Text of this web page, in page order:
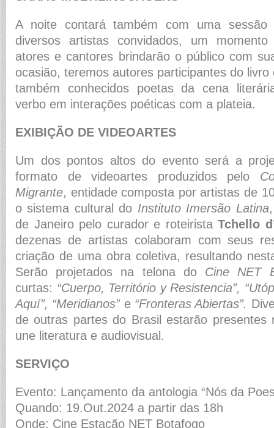
A noite contará também com uma sessão
diversos artistas convidados, um
atores e cantores brindarão o público com
ocasião, teremos autores participantes do
também conhecidos poetas da cena
verbo em interações poéticas com a plateia.
EXIBIÇÃO DE VIDEOARTES
Um dos pontos altos do evento será a
formato de videoartes produzidos pelo
Migrante, entidade composta por artistas de
o sistema cultural do Instituto Imersão Latina
de Janeiro pelo curador e roteirista Tchello
dezenas de artistas colaboram com seus
criação de uma obra coletiva, resultando
Serão projetados na telona do Cine NET
curtas: “Cuerpo, Território y Resistencia”,
Aquí”, “Meridianos” e“Fronteras Abiertas”.
de outras partes do Brasil estarão presentes
une literatura e audiovisual.
SERVIÇO
Evento: Lançamento da antologia “Nós da
Quando: 19.Out.2024 a partir das 18h
Onde: Cine Estação NET Botafogo